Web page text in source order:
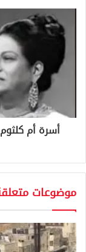
أسرة أم
موضوعات